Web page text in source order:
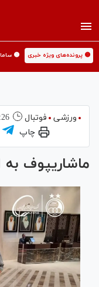
🟡 پرونده‌های ویژه خبری 🟡
ورزشی فوتبال
چاپ
ماشاریپوف به